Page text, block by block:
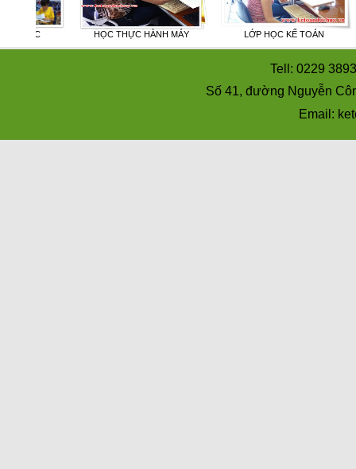
HỌC THỰC HÀNH MÁY LỚP HỌC KẾ TOÁN
Tell: 0229
Số 41, đường Nguyễn
Email: